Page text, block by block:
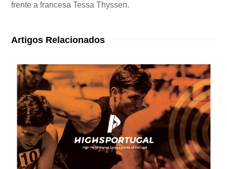
frente a francesa Tessa Thyssen.
Artigos Relacionados